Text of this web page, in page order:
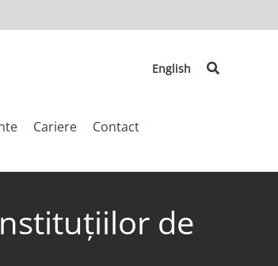
English Search
Cariere Contact
de